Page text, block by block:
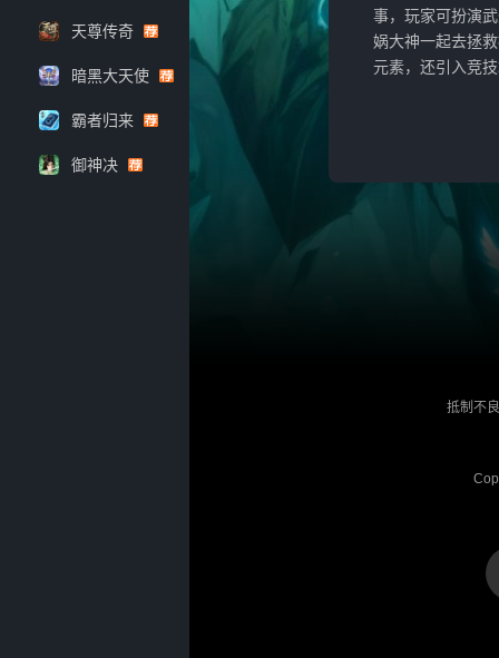
事，玩家可扮演
娲大神一起去拯
元素，还引入竞
天尊传奇
暗黑大天使
霸者归来
御神决
抵制不